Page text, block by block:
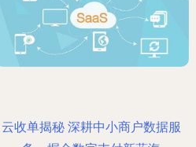
云收单揭秘 深耕中小商户数据服